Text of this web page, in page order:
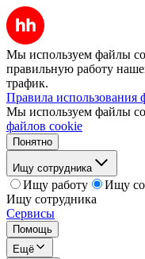
Мы используем файлы
правильную работу
трафик.
Правила использования
Мы используем файлы
файлов cookie
Понятно
Ищу сотрудника
Ищу работу
Ищу
Ищу сотрудника
Сервисы
Помощь
Ещё